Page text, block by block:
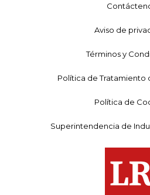
Aviso de
Términos y
Política de Tratamiento
Política de
Superintendencia de